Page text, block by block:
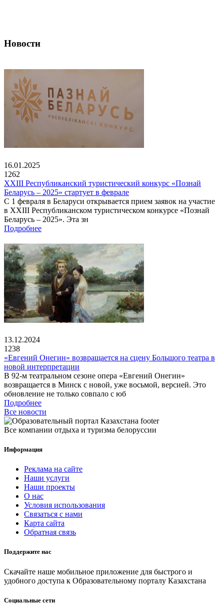
Новости
16.01.2025
1262
XXIII Республиканский туристический конкурс «Познай
Беларусь – 2025» стартует в феврале
С 1 февраля в Беларуси открывается прием заявок на участие
в XXIII Республиканском туристическом конкурсе «Познай
Беларусь – 2025». Эта зн
Подробнее
13.12.2024
1238
«Евгений Онегин» возвращается на сцену Большого театра в
новой интерпретации
В 92-м театральном сезоне опера «Евгений Онегин»
возвращается в Минск с новой, уже восьмой, версией. Это
обновление не только совпало с юб
Подробнее
Все новости
Все компании отдыха и туризма белоруссии
Информация
Реклама на сайте
Наши услуги
Наши проекты
О нас
Условия использования
Связаться с нами
Карта сайта
Обратная связь
Поддержите нас
Скачайте наше мобильное приложение для быстрого и
удобного доступа к Образовательному порталу Казахстана
Социальные сети